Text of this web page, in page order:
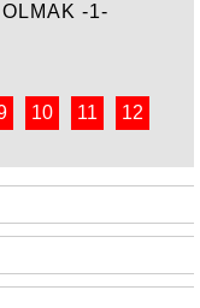
-1-
10 11 12